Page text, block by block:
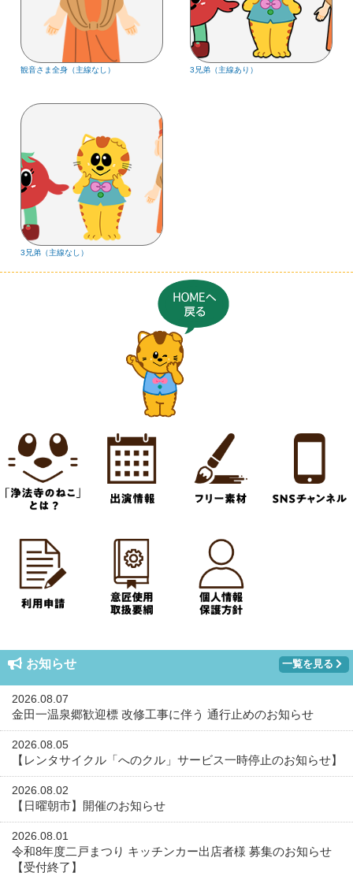
観音さま全身（主線なし） 3兄弟（主線あり）
3兄弟（主線なし）
お知らせ 一覧を見る
2026.08.07
金田一温泉郷歓迎標 改修工事に伴う 通行止めのお知らせ
2026.08.05
【レンタサイクル「へのクル」サービス一時停止のお知らせ】
2026.08.02
【日曜朝市】開催のお知らせ
2026.08.01
令和8年度二戸まつり キッチンカー出店者様 募集のお知らせ
【受付終了】